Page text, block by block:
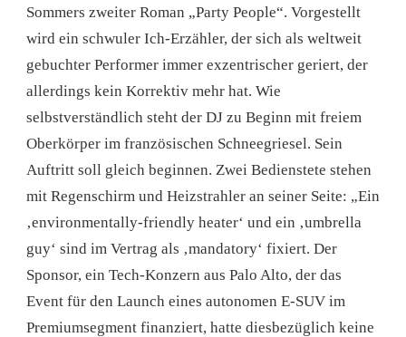
Sommers zweiter Roman „Party People“. Vorgestellt
wird ein schwuler Ich-Erzähler, der sich als weltweit
gebuchter Performer immer exzentrischer geriert, der
allerdings kein Korrektiv mehr hat. Wie
selbstverständlich steht der DJ zu Beginn mit freiem
Oberkörper im französischen Schneegriesel. Sein
Auftritt soll gleich beginnen. Zwei Bedienstete stehen
mit Regenschirm und Heizstrahler an seiner Seite: „Ein
‚environmentally-friendly heater‘ und ein ‚umbrella
guy‘ sind im Vertrag als ‚mandatory‘ fixiert. Der
Sponsor, ein Tech-Konzern aus Palo Alto, der das
Event für den Launch eines autonomen E-SUV im
Premiumsegment finanziert, hatte diesbezüglich keine